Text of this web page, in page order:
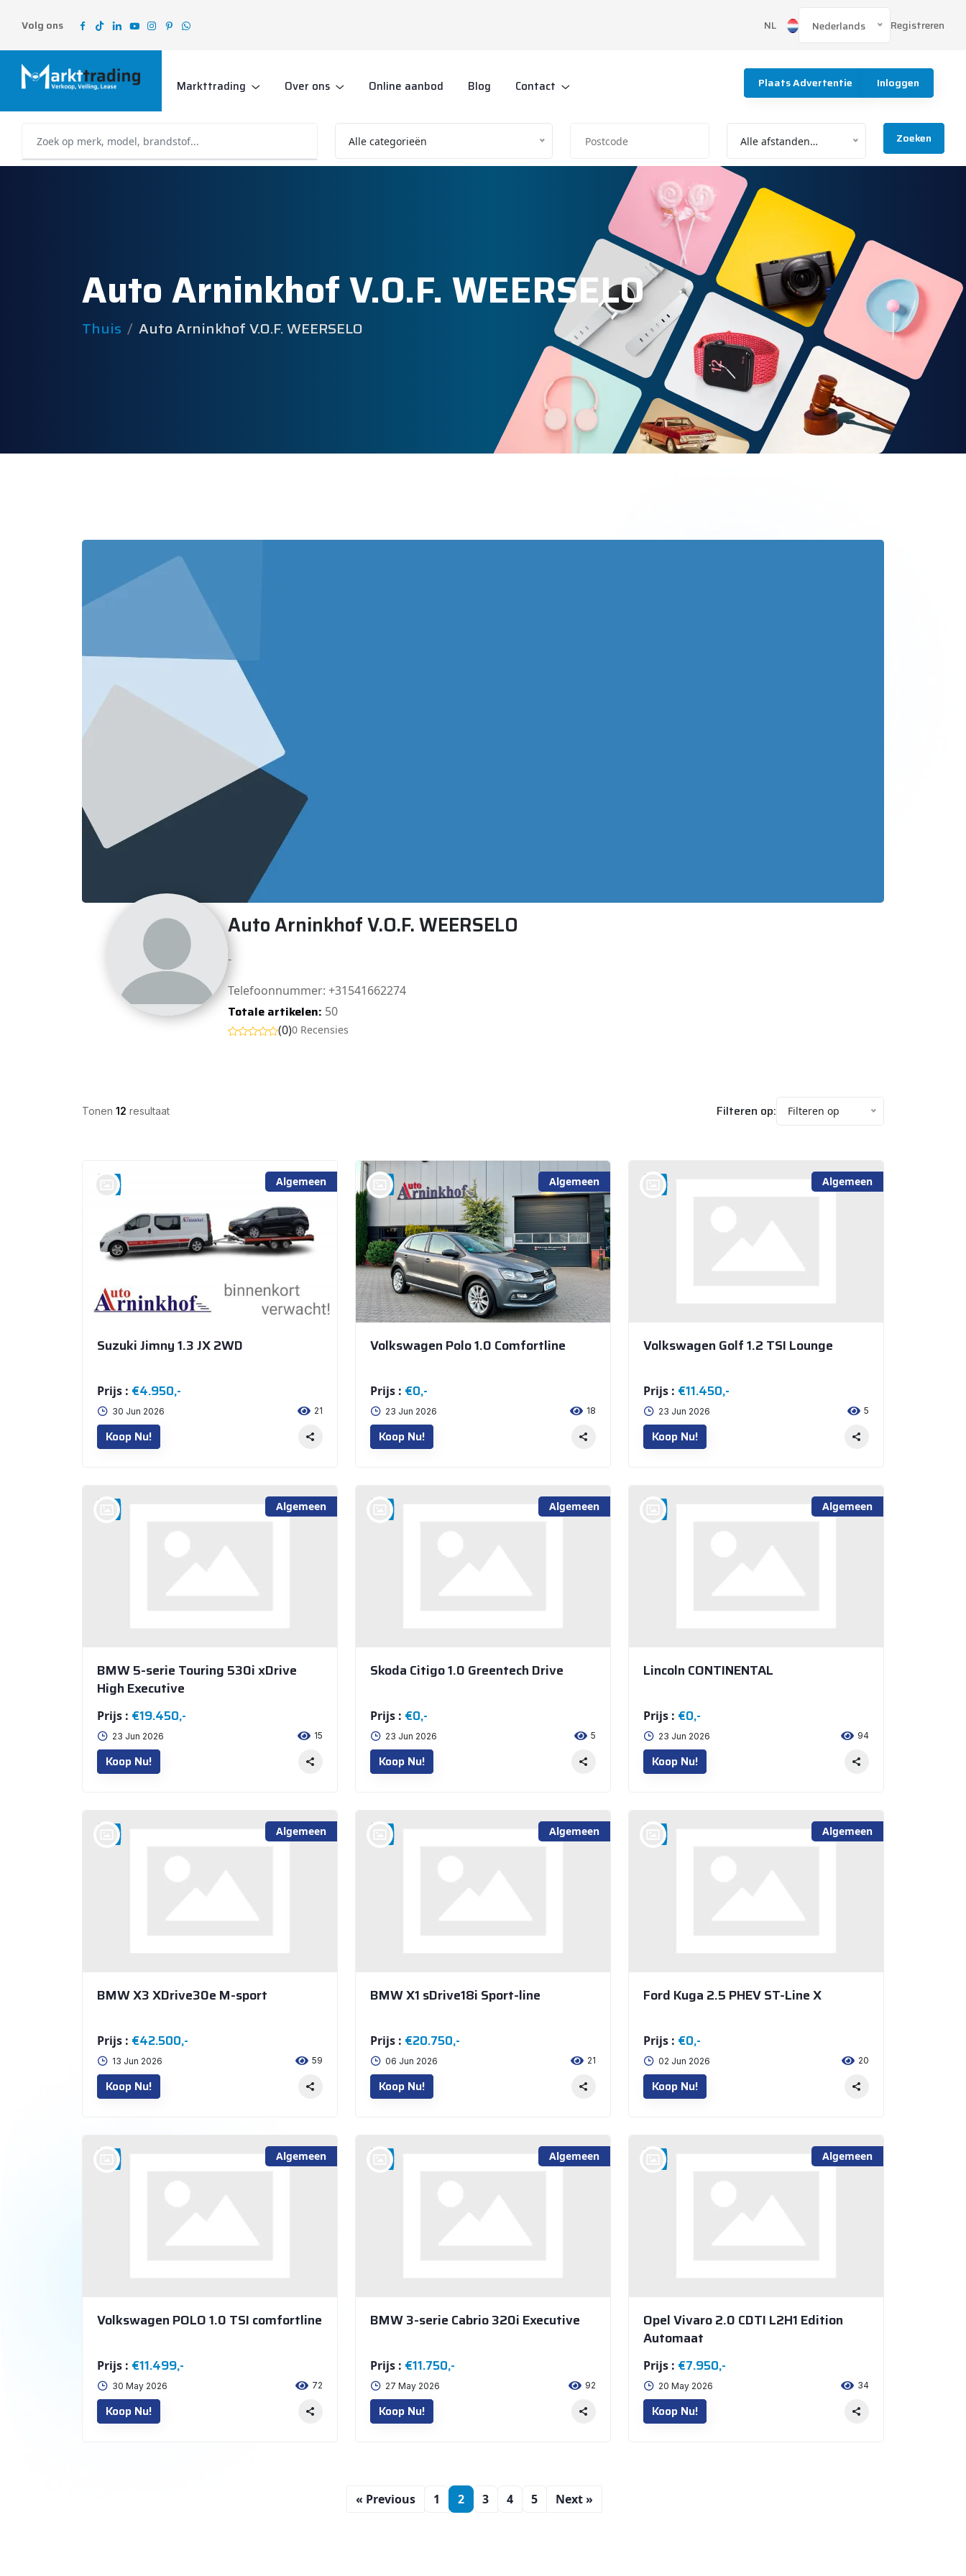
Volg ons NL Nederlands Registreren
Markttrading Over ons Online aanbod Blog Contact Plaats Advertentie Inloggen
Alle categorieën Alle afstanden… Zoeken
Auto Arninkhof V.O.F. WEERSELO
Thuis Auto Arninkhof V.O.F. WEERSELO
Auto Arninkhof V.O.F. WEERSELO
-
Telefoonnummer: +31541662274
Totale artikelen: 50
(0)0 Recensies
Tonen 12 resultaat Filteren op: Filteren op
Algemeen
bij @Auto Arninkhof V.O.F. WEERSELO
Suzuki Jimny 1.3 JX 2WD
Prijs : €4.950,-
30 Jun 2026 21
Koop Nu!
Algemeen
bij @Auto Arninkhof V.O.F. WEERSELO
Volkswagen Polo 1.0 Comfortline
Prijs : €0,-
23 Jun 2026 18
Koop Nu!
Algemeen
bij @Auto Arninkhof V.O.F. WEERSELO
Volkswagen Golf 1.2 TSI Lounge
Prijs : €11.450,-
23 Jun 2026 5
Koop Nu!
Algemeen
bij @Auto Arninkhof V.O.F. WEERSELO
BMW 5-serie Touring 530i xDrive
High Executive
Prijs : €19.450,-
23 Jun 2026 15
Koop Nu!
Algemeen
bij @Auto Arninkhof V.O.F. WEERSELO
Skoda Citigo 1.0 Greentech Drive
Prijs : €0,-
23 Jun 2026 5
Koop Nu!
Algemeen
bij @Auto Arninkhof V.O.F. WEERSELO
Lincoln CONTINENTAL
Prijs : €0,-
23 Jun 2026 94
Koop Nu!
Algemeen
bij @Auto Arninkhof V.O.F. WEERSELO
BMW X3 XDrive30e M-sport
Prijs : €42.500,-
13 Jun 2026 59
Koop Nu!
Algemeen
bij @Auto Arninkhof V.O.F. WEERSELO
BMW X1 sDrive18i Sport-line
Prijs : €20.750,-
06 Jun 2026 21
Koop Nu!
Algemeen
bij @Auto Arninkhof V.O.F. WEERSELO
Ford Kuga 2.5 PHEV ST-Line X
Prijs : €0,-
02 Jun 2026 20
Koop Nu!
Algemeen
bij @Auto Arninkhof V.O.F. WEERSELO
Volkswagen POLO 1.0 TSI comfortline
Prijs : €11.499,-
30 May 2026 72
Koop Nu!
Algemeen
bij @Auto Arninkhof V.O.F. WEERSELO
BMW 3-serie Cabrio 320i Executive
Prijs : €11.750,-
27 May 2026 92
Koop Nu!
Algemeen
bij @Auto Arninkhof V.O.F. WEERSELO
Opel Vivaro 2.0 CDTI L2H1 Edition
Automaat
Prijs : €7.950,-
20 May 2026 34
Koop Nu!
« Previous 1 2 3 4 5 Next »